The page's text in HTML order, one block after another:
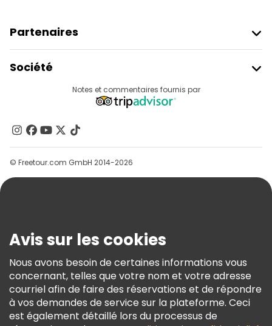
Partenaires
Connexion Du Fournisseur
Programme D’affiliation
Société
Contactez-Nous
Groupes
Aide
Conditions Générales Et Mentions Légales
Politique En Matière De Cookies
Freetour Prix
Programme De Fidélité
Notes et commentaires fournis par
© Freetour.com GmbH 2014-2026
Avis sur les cookies
Nous avons besoin de certaines informations vous
concernant, telles que votre nom et votre adresse
courriel afin de faire des réservations et de répondre
à vos demandes de service sur la plateforme. Ceci
est également détaillé lors du processus de